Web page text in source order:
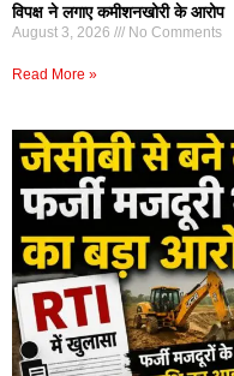
विपक्ष ने लगाए कमीशनखोरी के आरोप
August 3, 2026 No Comments
Read More »